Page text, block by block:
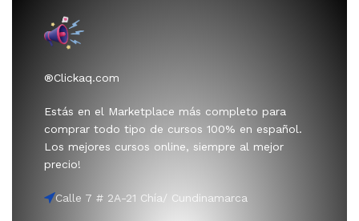
®Clickaq.com
Estás en el Marketplace más completo para
comprar todo tipo de cursos 100% en español.
Los mejores cursos online, siempre al mejor
precio!
Calle 7 # 2A-21 Chía/ Cundinamarca